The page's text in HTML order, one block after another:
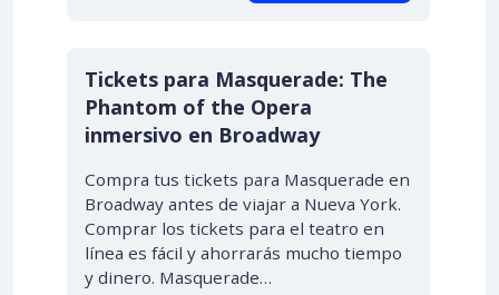
Tickets para Masquerade: The
Phantom of the Opera
inmersivo en Broadway
Compra tus tickets para Masquerade en
Broadway antes de viajar a Nueva York.
Comprar los tickets para el teatro en
línea es fácil y ahorrarás mucho tiempo
y dinero. Masquerade…